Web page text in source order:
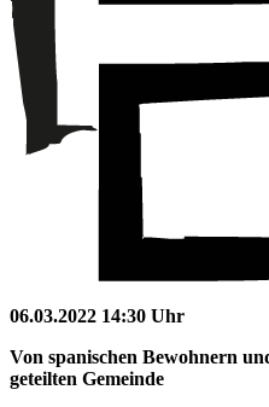
06.03.2022 14:30 Uhr
Von spanischen Bewohnern
geteilten Gemeinde